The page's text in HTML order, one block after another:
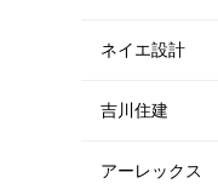
ネイエ設計
吉川住建
アーレックス